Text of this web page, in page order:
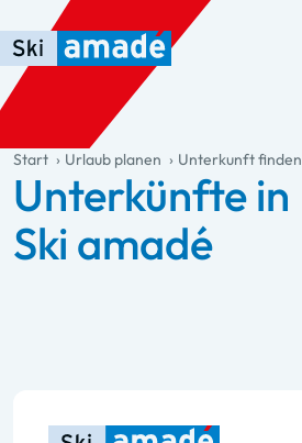
Zum Haupt-Inhalt springen
Springe zur Tabelle
Zur Haupt-Navigation springen
general.table-of-content
Start Urlaub planen Unterkunft finden
Unterkünfte in
Ski amadé